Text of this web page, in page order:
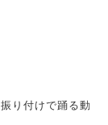
り付けで踊る動